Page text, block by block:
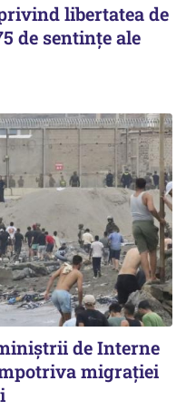
libertatea de
de sentințe ale
de Interne
migrației